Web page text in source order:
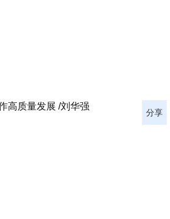
高质量发展 /刘华强
分享